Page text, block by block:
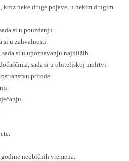
neke druge pojave, u nekim drugim
si u pouzdanju.
si u zahvalnosti.
si u upoznavanju najbližih.
sada si u obiteljskoj molitvi.
prirode.
neobičnih vremena.